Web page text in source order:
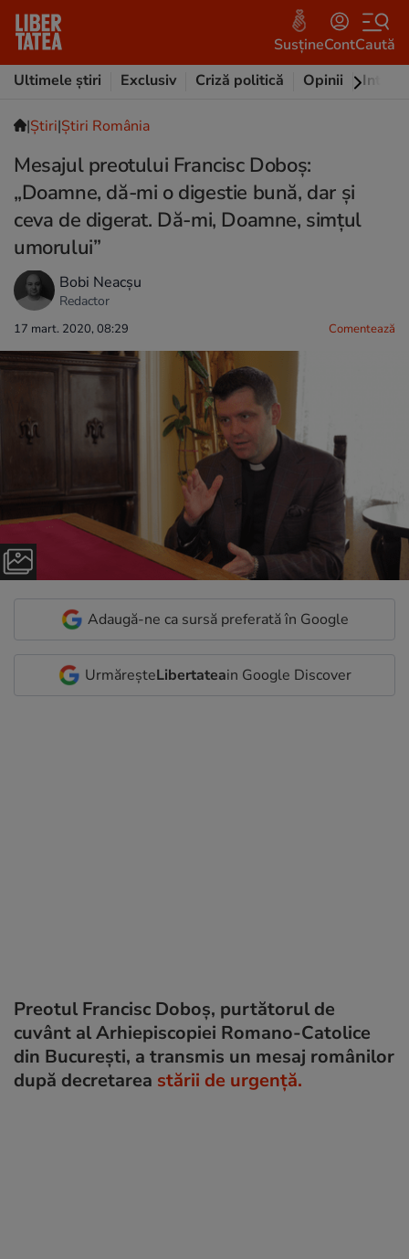
SusțineContCaută
Ultimele știri
Exclusiv Criză politică Opinii
|Ştiri|Știri România
Mesajul preotului Francisc Doboş:
„Doamne, dă-mi o digestie bună, dar și
ceva de digerat. Dă-mi, Doamne, simțul
umorului”
Bobi Neacșu
Redactor
17 mart. 2020, 08:29 Comentează
Adaugă-ne ca sursă preferată în Google
UrmăreșteLibertateain Google Discover
Preotul Francisc Doboș, purtătorul de
cuvânt al Arhiepiscopiei Romano-Catolice
din București, a transmis un mesaj românilor
după decretarea stării de urgenţă.